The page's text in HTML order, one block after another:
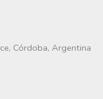
Córdoba, Argentina